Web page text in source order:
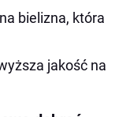
bielizna, która
jakość na